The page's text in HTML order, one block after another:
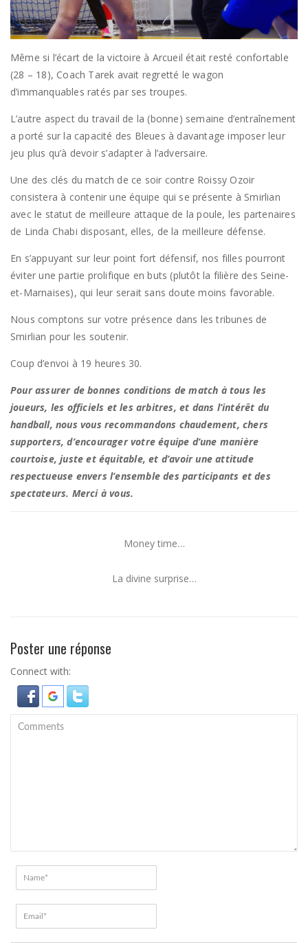
Même si l’écart de la victoire à Arcueil était resté confortable
(28 – 18), Coach Tarek avait regretté le wagon
d’immanquables ratés par ses troupes.
L’autre aspect du travail de la (bonne) semaine d’entraînement
a porté sur la capacité des Bleues à davantage imposer leur
jeu plus qu’à devoir s’adapter à l’adversaire.
Une des clés du match de ce soir contre Roissy Ozoir
consistera à contenir une équipe qui se présente à Smirlian
avec le statut de meilleure attaque de la poule, les partenaires
de Linda Chabi disposant, elles, de la meilleure défense.
En s’appuyant sur leur point fort défensif, nos filles pourront
éviter une partie prolifique en buts (plutôt la filière des Seine-
et-Marnaises), qui leur serait sans doute moins favorable.
Nous comptons sur votre présence dans les tribunes de
Smirlian pour les soutenir.
Coup d’envoi à 19 heures 30.
Pour assurer de bonnes conditions de match à tous les
joueurs, les officiels et les arbitres, et dans l’intérêt du
handball, nous vous recommandons chaudement, chers
supporters, d’encourager votre équipe d’une manière
courtoise, juste et équitable, et d’avoir une attitude
respectueuse envers l’ensemble des participants et des
spectateurs. Merci à vous.
Money time…
La divine surprise…
Poster une réponse
Connect with: